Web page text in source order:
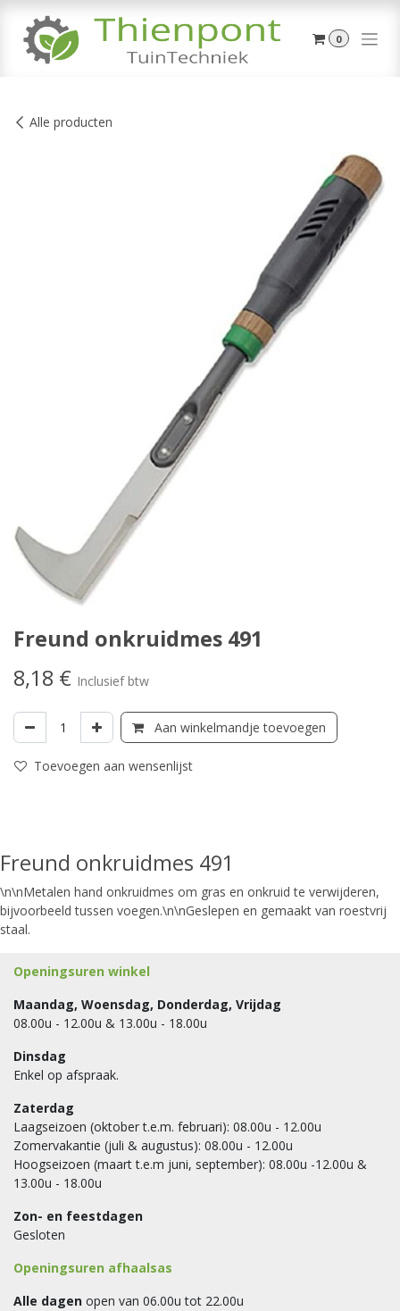
0
Alle producten
Freund onkruidmes 491
8,18 € Inclusief btw
Aan winkelmandje toevoegen
Toevoegen aan wensenlijst
Freund onkruidmes 491
\n\nMetalen hand onkruidmes om gras en onkruid te verwijderen,
bijvoorbeeld tussen voegen.\n\nGeslepen en gemaakt van roestvrij
staal.
Openingsuren winkel
Maandag, Woensdag, Donderdag, Vrijdag
08.00u - 12.00u & 13.00u - 18.00u
Dinsdag
Enkel op afspraak.
Zaterdag
Laagseizoen (oktober t.e.m. februari): 08.00u - 12.00u
Zomervakantie (juli & augustus): 08.00u - 12.00u
Hoogseizoen (maart t.e.m juni, september): 08.00u -12.00u &
13.00u - 18.00u
Zon- en feestdagen
Gesloten
Openingsuren afhaalsas
Alle dagen open van 06.00u tot 22.00u